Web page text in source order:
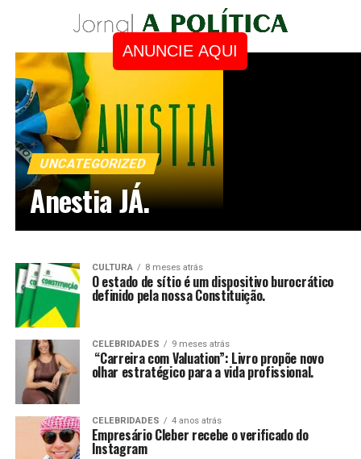
ANUNCIE AQUI
UNCATEGORIZED
Anestia JÁ.
CULTURA 8 meses atrás
O estado de sítio é um dispositivo burocrático
definido pela nossa Constituição.
CELEBRIDADES 9 meses atrás
“Carreira com Valuation”: Livro propõe novo
olhar estratégico para a vida profissional.
CELEBRIDADES 4 anos atrás
Empresário Cleber recebe o verificado do
Instagram